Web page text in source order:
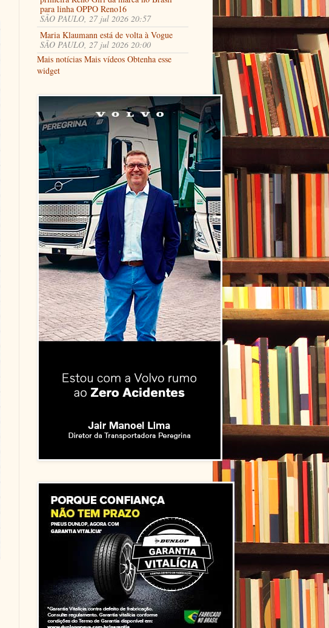
para linha OPPO Reno16
SÃO PAULO, 27 jul 2026 20:57
Maria Klaumann está de volta à Vogue
SÃO PAULO, 27 jul 2026 20:00
Mais notícias Mais vídeos Obtenha esse
widget